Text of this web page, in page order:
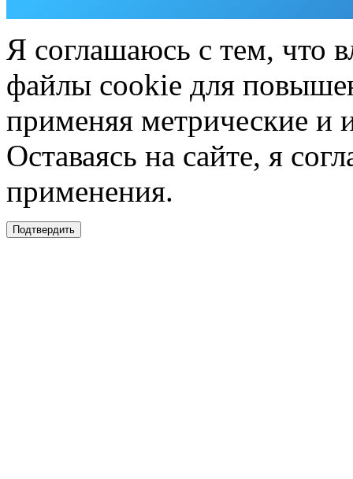
Я соглашаюсь с тем, что
файлы cookie для
применяя метрические и
Оставаясь на сайте, я
применения.
Подтвердить